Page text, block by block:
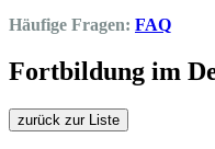
Häufige Fragen: FAQ
Fortbildung im
zurück zur Liste